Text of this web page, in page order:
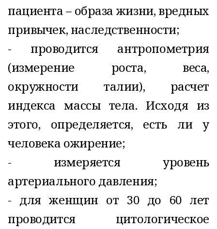
пациента – образа жизни, вредных
привычек, наследственности;
- проводится антропометрия
(измерение роста, веса,
окружности талии), расчет
индекса массы тела. Исходя из
этого, определяется, есть ли у
человека ожирение;
- измеряется уровень
артериального давления;
- для женщин от 30 до 60 лет
проводится цитологическое